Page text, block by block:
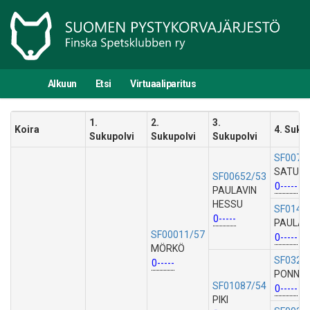
Alkuun Etsi Virtuaaliparitus
Koira
1.
Sukupolvi
2.
Sukupolvi
3.
Sukupolvi
4.
SF00011/57
MÖRKÖ
0-----
SF00652/53
PAULAVIN
HESSU
0-----
SATU
0-----
PAULA
0-----
SF01087/54
PIKI
0-----